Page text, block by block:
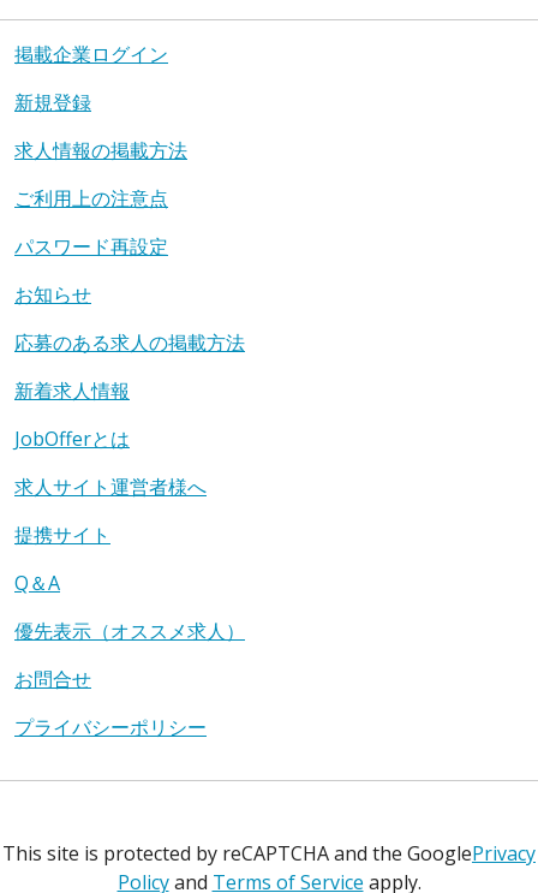
掲載企業ログイン
新規登録
求人情報の掲載方法
ご利用上の注意点
パスワード再設定
お知らせ
応募のある求人の掲載方法
新着求人情報
JobOfferとは
求人サイト運営者様へ
提携サイト
Q＆A
優先表示（オススメ求人）
お問合せ
プライバシーポリシー
This site is protected by reCAPTCHA and the GooglePrivacy
Policyand Terms of Service apply.